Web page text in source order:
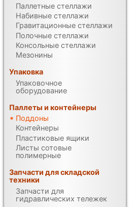
Паллетные стеллажи
Набивные стеллажи
Гравитационные стеллажи
Полочные стеллажи
Консольные стеллажи
Мезонины
Упаковка
Упаковочное
оборудование
Паллеты и контейнеры
Поддоны
Контейнеры
Пластиковые ящики
Листы сотовые
полимерные
Запчасти для складской
техники
Запчасти для
гидравлических тележек